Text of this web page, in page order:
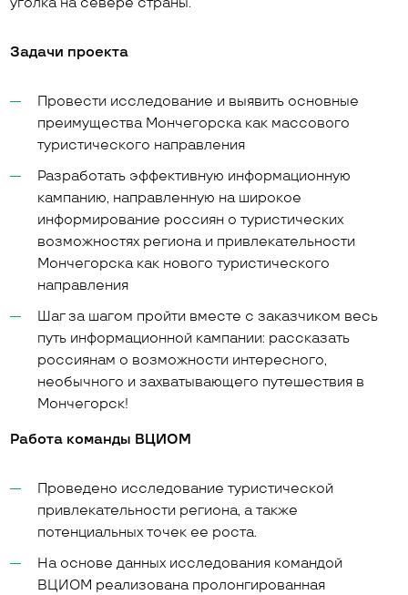
Задачи проекта
Провести исследование и выявить основные
преимущества Мончегорска как массового
туристического направления
Разработать эффективную информационную
кампанию, направленную на широкое
информирование россиян о туристических
возможностях региона и привлекательности
Мончегорска как нового туристического
направления
Шаг за шагом пройти вместе с заказчиком весь
путь информационной кампании: рассказать
россиянам о возможности интересного,
необычного и захватывающего путешествия в
Мончегорск!
Работа команды ВЦИОМ
Проведено исследование туристической
привлекательности региона, а также
потенциальных точек ее роста.
На основе данных исследования командой
ВЦИОМ реализована пролонгированная